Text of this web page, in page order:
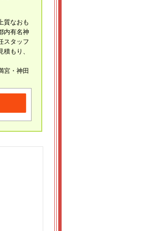
質なおも
内有名神
スタッフ
もり、
宮・神田